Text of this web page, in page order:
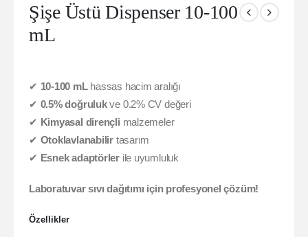
Şişe Üstü Dispenser 10-100
mL
✔ 10-100 mLhassas hacim aralığı
✔ 0.5% doğrulukve 0.2% CV değeri
✔ Kimyasal dirençli malzemeler
✔ Otoklavlanabilir tasarım
✔ Esnek adaptörler ile uyumluluk
Laboratuvar sıvı dağıtımı için profesyonel çözüm!
Özellikler